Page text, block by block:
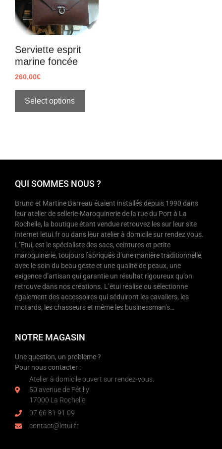
Serviette esprit
marine foncée
260,00€
Select options
QUI SOMMES NOUS ?
Bruno et Martine Barreau étaient installés depuis 1990 dans
leur atelier de sellerie-Maroquinerie de la rue du Port à La
Rochelle, la boutique étant vendue retrouvez les sur leur site
internet letui.fr ou dans leur atelier à domicile sur rendez vous.
L’Etui, est le spécialiste des sacs, ceintures et petite
maroquinerie, toujours fabriqués d’une manière traditionnelle,
avec le soin du beau geste et une qualité de peaux, une
exigence d’artisan qui garantie un résultat rigoureux qu’on
retrouve dans nos créations. L’étui réalise ou sélectionne
également des accessoires qui séduiront les cavaliers, les
motards, les chasseurs et même les businessman’s…
NOTRE MAGASIN
Une question, un problème ?
Pour nous contacter :
Atelier à domicile ouvert sur rendez-vous.
50 avenue de Fétilly
17000 La Rochelle
07 66 81 91 09
contact@letui.fr